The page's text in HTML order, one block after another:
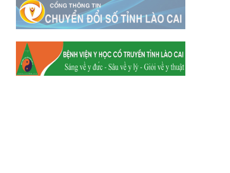
Xã Mường
Hum
Xã Dền Sáng
Xã Trịnh Tường
Xã Nậm Chày
Xã Bản Xèo
Xã Bát Xát